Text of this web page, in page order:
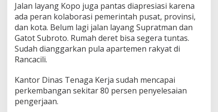
P
r
e
s
t
a
P
e
Jalan layang Kopo juga pantas diapresiasi karena
ada peran kolaborasi pemerintah pusat, provinsi,
dan kota. Belum lagi jalan layang Supratman dan
Gatot Subroto. Rumah deret bisa segera tuntas.
Sudah dianggarkan pula apartemen rakyat di
Rancacili.
Kantor Dinas Tenaga Kerja sudah mencapai
perkembangan sekitar 80 persen penyelesaian
pengerjaan.